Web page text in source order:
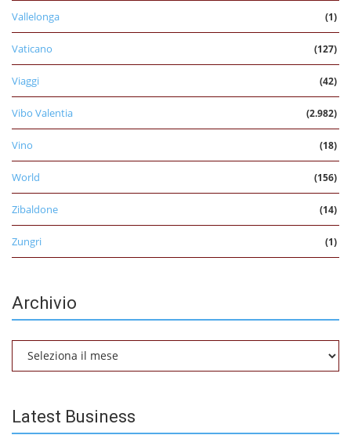
Vallelonga (1)
Vaticano (127)
Viaggi (42)
Vibo Valentia (2.982)
Vino (18)
World (156)
Zibaldone (14)
Zungri (1)
Archivio
Archivio
Latest Business